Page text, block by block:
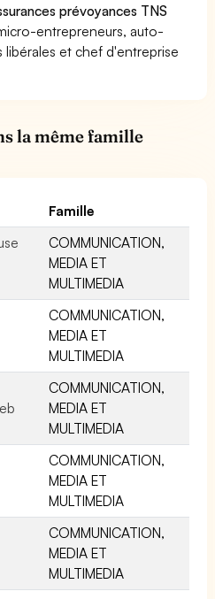
prévoyances TNS
entrepreneurs, auto-
et chef d'entreprise
la même famille
Famille
COMMUNICATION,
MEDIA ET
MULTIMEDIA
COMMUNICATION,
MEDIA ET
MULTIMEDIA
COMMUNICATION,
MEDIA ET
MULTIMEDIA
COMMUNICATION,
MEDIA ET
MULTIMEDIA
COMMUNICATION,
MEDIA ET
MULTIMEDIA